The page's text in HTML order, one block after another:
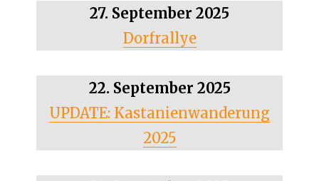
27. September 2025
Dorfrallye
22. September 2025
UPDATE: Kastanienwanderung
2025